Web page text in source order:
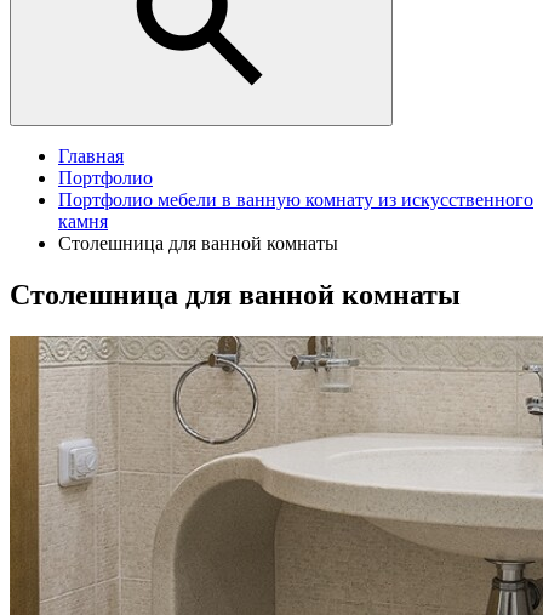
Главная
Портфолио
Портфолио мебели в ванную комнату из искусственного
камня
Столешница для ванной комнаты
Столешница для ванной комнаты